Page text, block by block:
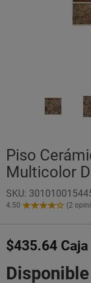
Piso
Multicolor
SKU:
4.50
4.50
Estrellas!
(2
$435.64 Caja